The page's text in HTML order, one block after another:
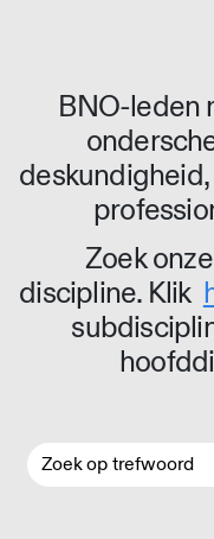
BNO-leden
Zoek
discipline. Klik